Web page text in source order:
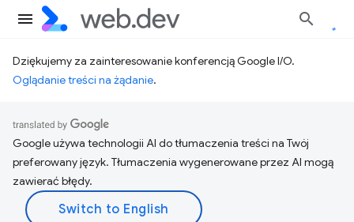
Dziękujemy za zainteresowanie konferencją Google I/O.
Oglądanie treści na żądanie.
Google używa technologii AI do tłumaczenia treści na Twój
preferowany język. Tłumaczenia wygenerowane przez AI mogą
zawierać błędy.